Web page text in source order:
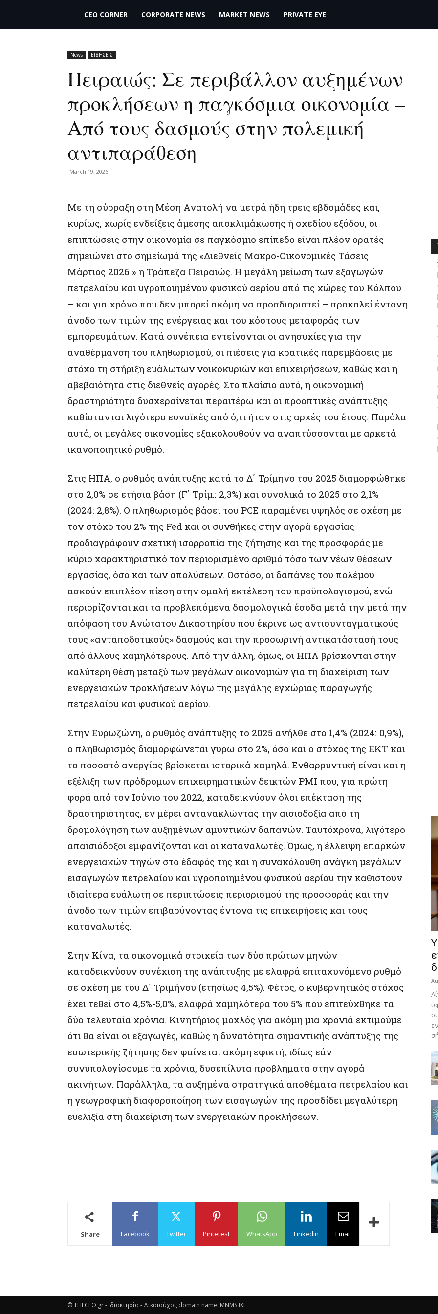
THECEO.gr
CEO CORNER CORPORATE NEWS MARKET NEWS PRIVATE EYE
News ΕΙΔΗΣΕΙΣ
Πειραιώς: Σε περιβάλλον αυξημένων
προκλήσεων η παγκόσμια οικονομία –
Από τους δασμούς στην πολεμική
αντιπαράθεση
March 19, 2026
Με τη σύρραξη στη Μέση Ανατολή να μετρά ήδη τρεις εβδομάδες και,
κυρίως, χωρίς ενδείξεις άμεσης αποκλιμάκωσης ή σχεδίου εξόδου, οι
επιπτώσεις στην οικονομία σε παγκόσμιο επίπεδο είναι πλέον ορατές
σημειώνει στο σημείωμά της «Διεθνείς Μακρο-Οικονομικές Τάσεις
Μάρτιος 2026 » η Τράπεζα Πειραιώς. Η μεγάλη μείωση των εξαγωγών
πετρελαίου και υγροποιημένου φυσικού αερίου από τις χώρες του Κόλπου
– και για χρόνο που δεν μπορεί ακόμη να προσδιοριστεί – προκαλεί έντονη
άνοδο των τιμών της ενέργειας και του κόστους μεταφοράς των
εμπορευμάτων. Κατά συνέπεια εντείνονται οι ανησυχίες για την
αναθέρμανση του πληθωρισμού, οι πιέσεις για κρατικές παρεμβάσεις με
στόχο τη στήριξη ευάλωτων νοικοκυριών και επιχειρήσεων, καθώς και η
αβεβαιότητα στις διεθνείς αγορές. Στο πλαίσιο αυτό, η οικονομική
δραστηριότητα δυσχεραίνεται περαιτέρω και οι προοπτικές ανάπτυξης
καθίστανται λιγότερο ευνοϊκές από ό,τι ήταν στις αρχές του έτους. Παρόλα
αυτά, οι μεγάλες οικονομίες εξακολουθούν να αναπτύσσονται με αρκετά
ικανοποιητικό ρυθμό.
Στις ΗΠΑ, ο ρυθμός ανάπτυξης κατά το Δ΄ Τρίμηνο του 2025 διαμορφώθηκε
στο 2,0% σε ετήσια βάση (Γ΄ Τρίμ.: 2,3%) και συνολικά το 2025 στο 2,1%
(2024: 2,8%). Ο πληθωρισμός βάσει του PCE παραμένει υψηλός σε σχέση με
τον στόχο του 2% της Fed και οι συνθήκες στην αγορά εργασίας
προδιαγράφουν σχετική ισορροπία της ζήτησης και της προσφοράς με
κύριο χαρακτηριστικό τον περιορισμένο αριθμό τόσο των νέων θέσεων
εργασίας, όσο και των απολύσεων. Ωστόσο, οι δαπάνες του πολέμου
ασκούν επιπλέον πίεση στην ομαλή εκτέλεση του προϋπολογισμού, ενώ
περιορίζονται και τα προβλεπόμενα δασμολογικά έσοδα μετά την μετά την
απόφαση του Ανώτατου Δικαστηρίου που έκρινε ως αντισυνταγματικούς
τους «ανταποδοτικούς» δασμούς και την προσωρινή αντικατάστασή τους
από άλλους χαμηλότερους. Από την άλλη, όμως, οι ΗΠΑ βρίσκονται στην
καλύτερη θέση μεταξύ των μεγάλων οικονομιών για τη διαχείριση των
ενεργειακών προκλήσεων λόγω της μεγάλης εγχώριας παραγωγής
πετρελαίου και φυσικού αερίου.
Στην Ευρωζώνη, ο ρυθμός ανάπτυξης το 2025 ανήλθε στο 1,4% (2024: 0,9%),
ο πληθωρισμός διαμορφώνεται γύρω στο 2%, όσο και ο στόχος της ΕΚΤ και
το ποσοστό ανεργίας βρίσκεται ιστορικά χαμηλά. Ενθαρρυντική είναι και η
εξέλιξη των πρόδρομων επιχειρηματικών δεικτών ΡΜΙ που, για πρώτη
φορά από τον Ιούνιο του 2022, καταδεικνύουν όλοι επέκταση της
δραστηριότητας, εν μέρει αντανακλώντας την αισιοδοξία από τη
δρομολόγηση των αυξημένων αμυντικών δαπανών. Ταυτόχρονα, λιγότερο
απαισιόδοξοι εμφανίζονται και οι καταναλωτές. Όμως, η έλλειψη επαρκών
ενεργειακών πηγών στο έδαφός της και η συνακόλουθη ανάγκη μεγάλων
εισαγωγών πετρελαίου και υγροποιημένου φυσικού αερίου την καθιστούν
ιδιαίτερα ευάλωτη σε περιπτώσεις περιορισμού της προσφοράς και την
άνοδο των τιμών επιβαρύνοντας έντονα τις επιχειρήσεις και τους
καταναλωτές.
Στην Κίνα, τα οικονομικά στοιχεία των δύο πρώτων μηνών
καταδεικνύουν συνέχιση της ανάπτυξης με ελαφρά επιταχυνόμενο ρυθμό
σε σχέση με του Δ΄ Τριμήνου (ετησίως 4,5%). Φέτος, ο κυβερνητικός στόχος
έχει τεθεί στο 4,5%-5,0%, ελαφρά χαμηλότερα του 5% που επιτεύχθηκε τα
δύο τελευταία χρόνια. Κινητήριος μοχλός για ακόμη μια χρονιά εκτιμούμε
ότι θα είναι οι εξαγωγές, καθώς η δυνατότητα σημαντικής ανάπτυξης της
εσωτερικής ζήτησης δεν φαίνεται ακόμη εφικτή, ιδίως εάν
συνυπολογίσουμε τα χρόνια, δυσεπίλυτα προβλήματα στην αγορά
ακινήτων. Παράλληλα, τα αυξημένα στρατηγικά αποθέματα πετρελαίου και
η γεωγραφική διαφοροποίηση των εισαγωγών της προσδίδει μεγαλύτερη
ευελιξία στη διαχείριση των ενεργειακών προκλήσεων.
Share Facebook Twitter Pinterest WhatsApp Linkedin Email
© THECEO.gr - Ιδιοκτησία - Δικαιούχος domain name: MNMS IKE